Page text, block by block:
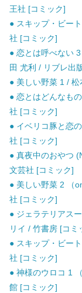
王社 [コミック]
● スキップ・ビー
社 [コミック]
● 恋とは呼べない
田 尤利 / リブレ出
● 美しい野菜 1 /
● 恋とはどんなも
社 [コミック]
● イベリコ豚と恋
社 [コミック]
● 真夜中のおやつ
文芸社 [コミック]
● 美しい野菜 2 （
社 [コミック]
● ジェラテリアス
リイ / 竹書房 [コミ
● スキップ・ビー
社 [コミック]
● 神様のウロコ 1
館 [コミック]